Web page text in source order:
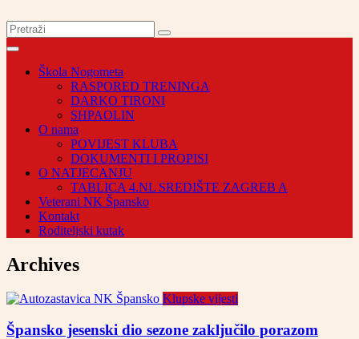
Škola Nogometa
RASPORED TRENINGA
DARKO TIRONI
SHPAOLIN
O nama
POVIJEST KLUBA
DOKUMENTI I PROPISI
O NATJECANJU
TABLICA 4.NL SREDIŠTE ZAGREB A
Veterani NK Špansko
Kontakt
Roditeljski kutak
Archives
Klupske vijesti
Špansko jesenski dio sezone zaključilo porazom